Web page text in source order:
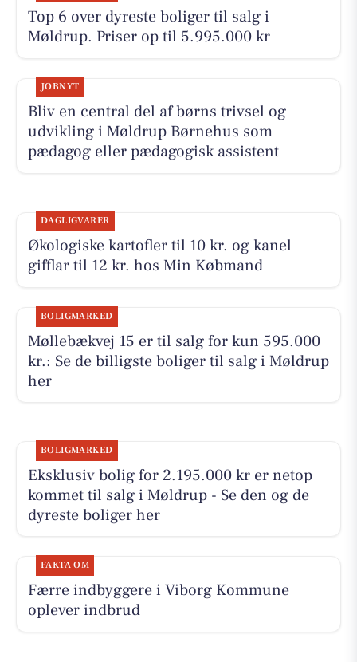
Top 6 over dyreste boliger til salg i
Møldrup. Priser op til 5.995.000 kr
JOBNYT
Bliv en central del af børns trivsel og
udvikling i Møldrup Børnehus som
pædagog eller pædagogisk assistent
DAGLIGVARER
Økologiske kartofler til 10 kr. og kanel
gifflar til 12 kr. hos Min Købmand
BOLIGMARKED
Møllebækvej 15 er til salg for kun 595.000
kr.: Se de billigste boliger til salg i Møldrup
her
BOLIGMARKED
Eksklusiv bolig for 2.195.000 kr er netop
kommet til salg i Møldrup - Se den og de
dyreste boliger her
FAKTA OM
Færre indbyggere i Viborg Kommune
oplever indbrud